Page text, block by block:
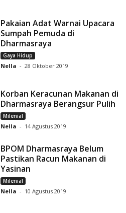
Pakaian Adat Warnai Upacara
Sumpah Pemuda di
Dharmasraya
Gaya Hidup
Nella - 28 Oktober 2019
Korban Keracunan Makanan di
Dharmasraya Berangsur Pulih
Milenial
Nella - 14 Agustus 2019
BPOM Dharmasraya Belum
Pastikan Racun Makanan di
Yasinan
Milenial
Nella - 10 Agustus 2019